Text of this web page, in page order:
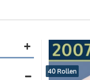
+
40 Rollen